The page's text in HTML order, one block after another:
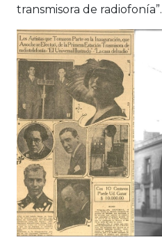
transmisora de radiofonía”.